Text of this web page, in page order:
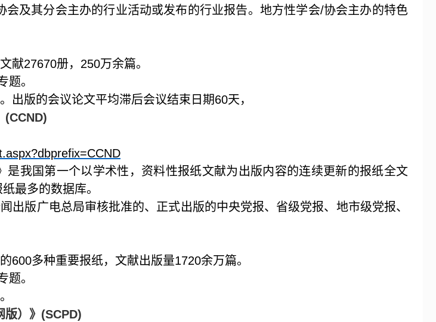
会及其分会主办的行业活动或发布的行业报告。地方性学会/协会主办的特色
献27670册， 250万余篇。
题。
出版的会议论文平均滞后会议结束日期60天，
(CCND)
是我国第一个以学术性，资料性报纸文献为出版内容的连续更新的报纸全文
最多的数据库。
出版广电总局审核批准的、正式出版的中央党报、省级党报、地市级党报、
600多种重要报纸，文献出版量1720余万篇。
题。
）》 (SCPD)